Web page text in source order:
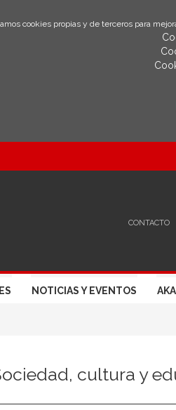
cookies propias y de terceros para
CONTACTO
NOTICIAS Y EVENTOS
cultura y